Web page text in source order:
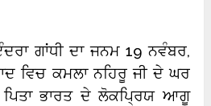
ਗਾਂਧੀ ਦਾ ਜਨਮ 19 ਨਵੰਬਰ,
ਵਿਚ ਕਮਲਾ ਨਹਿਰੂ ਜੀ ਦੇ ਘਰ
ਭਾਰਤ ਦੇ ਲੋਕਪ੍ਰਿਯ ਆਗੂ